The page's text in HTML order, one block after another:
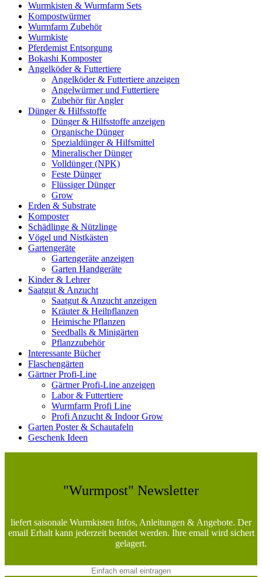
Wurmkisten & Wurmfarm Sets
Kompostwürmer
Wurmfarm Zubehör
Wurmkiste
Pferdemist Entsorgung
Bokashi Komposter
Angelköder & Futtertiere
Angelköder & Futtertiere anzeigen
Angelwürmer und Futtertiere
Zubehör für Angler
Dünger & Hilfsstoffe
Dünger & Hilfsstoffe anzeigen
Organische Dünger
Spezialdünger & Hilfsmittel
Mineralischer Dünger
Volldünger (NPK)
Feste Dünger
Flüssiger Dünger
Grow
Erden & Substrate
Komposter
Schädlinge & Nützlinge
Vögel und Nistkästen
Gartengeräte
Gartengeräte anzeigen
Garten Handgeräte
Kinder & Lehrer
Saatgut & Anzucht
Saatgut & Anzucht anzeigen
Kräuter & Heilpflanzen
Heimische Pflanzen
Seedballs & Minigärten
Pflanzzubehör
Interessante Bücher
Flaschengärten
Gärtner Profi-Line
Gärtner Profi-Line anzeigen
Labor & Futtertiere
Wurmfarm Profi Line
Profi Anzucht & Indoor Grow
Garten Poster & Schautafeln
Geschenk Ideen
"Wurmpost" Newsletter
liefert saisonale Wurmkisten Infos, Anleitungen & Angebote. Der
email Erhalt kann jederzeit beendet werden. Ihre email wird sichert
gelagert.